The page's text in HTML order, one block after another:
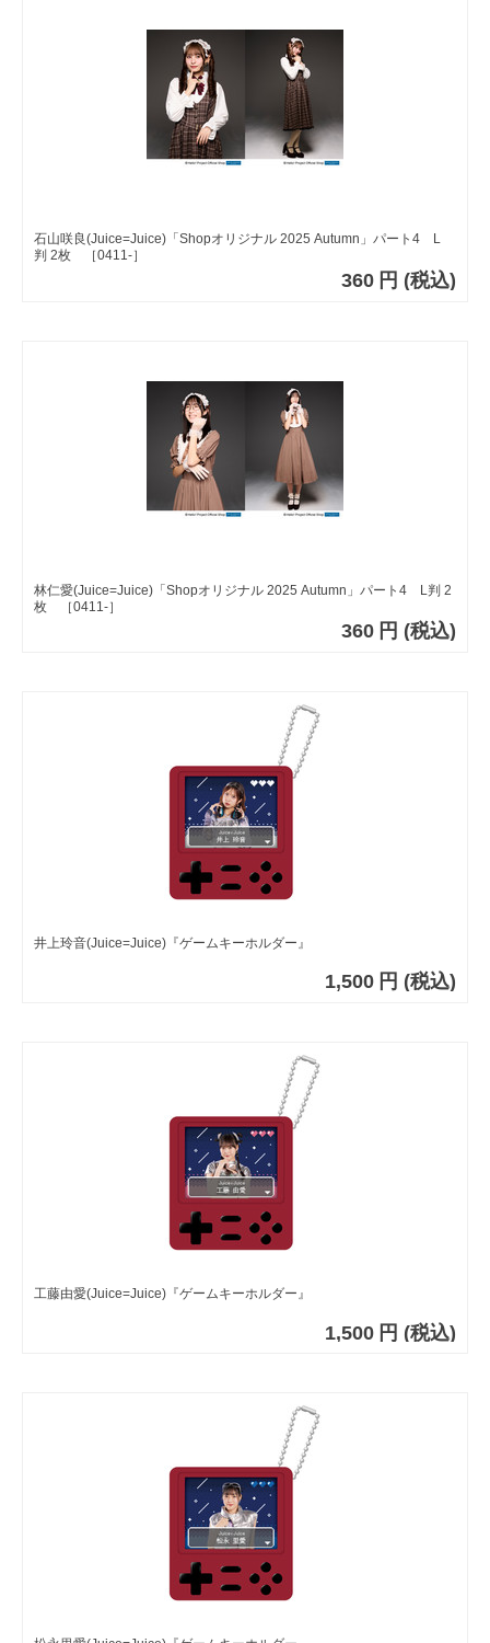
石山咲良(Juice=Juice)「Shopオリジナル 2025 Autumn」パート4 L
判 2枚 ［0411-］
360 円 (税込)
林仁愛(Juice=Juice)「Shopオリジナル 2025 Autumn」パート4 L判 2
枚 ［0411-］
360 円 (税込)
井上玲音(Juice=Juice)『ゲームキーホルダー』
1,500 円 (税込)
工藤由愛(Juice=Juice)『ゲームキーホルダー』
1,500 円 (税込)